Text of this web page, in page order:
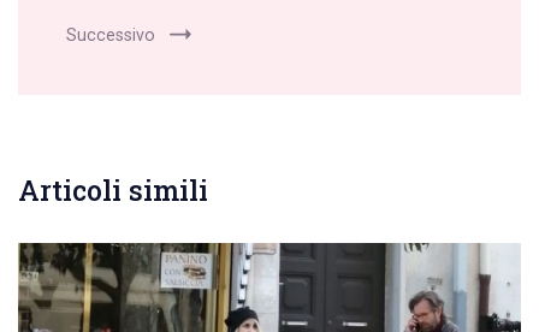
Successivo
Articoli simili